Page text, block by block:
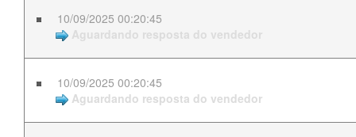
10/09/2025 00:20:45
Aguardando resposta do vendedor
10/09/2025 00:20:45
Aguardando resposta do vendedor